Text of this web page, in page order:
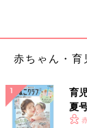
赤ちゃん・育
育
夏
い